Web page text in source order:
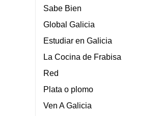
Sabe Bien
Global Galicia
Estudiar en Galicia
La Cocina de Frabisa
Red
Plata o plomo
Ven A Galicia